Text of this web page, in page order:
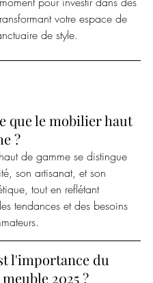
votre espace de
de style.
que le mobilier haut
?
de gamme se distingue
son artisanat, et son
tout en reflétant
tendances et des besoins
l'importance du
2025 ?